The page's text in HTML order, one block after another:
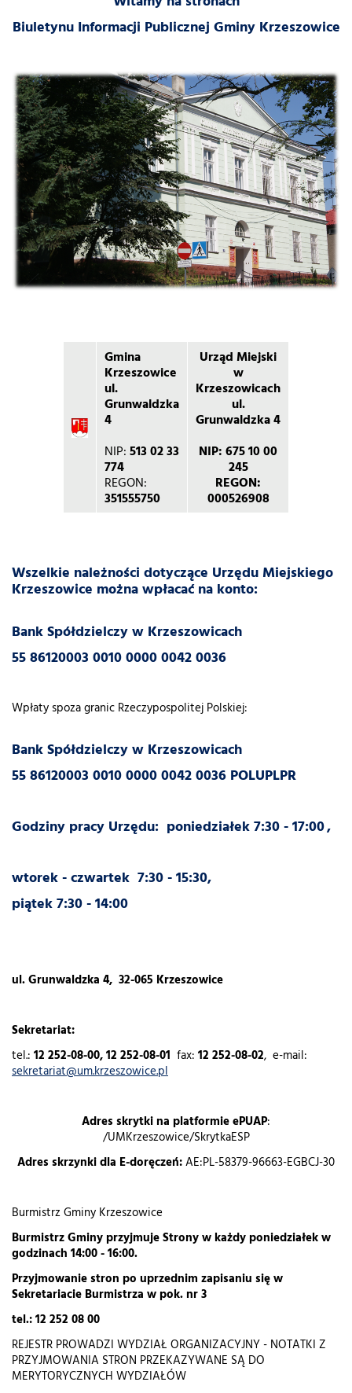
Biuletynu Informacji Publicznej Gminy Krzeszowice
Gmina
Krzeszowice
ul.
Grunwaldzka
4
NIP:513 02 33
774
REGON:
351555750
Urząd Miejski
w
Krzeszowicach
ul.
Grunwaldzka 4
NIP: 675 10 00
245
REGON:
000526908
Wszelkie należności dotyczące Urzędu Miejskiego
Krzeszowice można wpłacać na konto:
Bank Spółdzielczy w Krzeszowicach
55 86120003 0010 0000 0042 0036
Wpłaty spoza granic Rzeczypospolitej Polskiej:
Bank Spółdzielczy w Krzeszowicach
55 86120003 0010 0000 0042 0036 POLUPLPR
Godziny pracy Urzędu: poniedziałek 7:30 - 17:00,
wtorek - czwartek 7:30 - 15:30,
piątek 7:30 - 14:00
ul. Grunwaldzka 4, 32-065 Krzeszowice
Sekretariat:
tel.: 12 252-08-00, 12 252-08-01 fax: 12 252-08-02, e-mail:
sekretariat@um.krzeszowice.pl
Adres skrytki na platformie ePUAP:
/UMKrzeszowice/SkrytkaESP
Adres skrzynki dla E-doręczeń:AE:PL-58379-96663-EGBCJ-30
Burmistrz Gminy Krzeszowice
Burmistrz Gminy przyjmuje Strony w każdy poniedziałek w
godzinach 14:00 - 16:00.
Przyjmowanie stron po uprzednim zapisaniu się w
Sekretariacie Burmistrza w pok. nr 3
tel.: 12 252 08 00
REJESTR PROWADZI WYDZIAŁ ORGANIZACYJNY - NOTATKI Z
PRZYJMOWANIA STRON PRZEKAZYWANE SĄ DO
MERYTORYCZNYCH WYDZIAŁÓW